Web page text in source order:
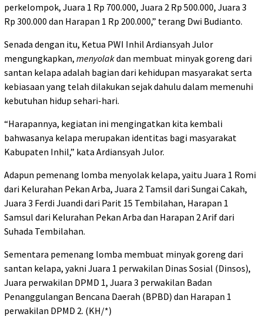
perkelompok, Juara 1 Rp 700.000, Juara 2 Rp 500.000, Juara 3
Rp 300.000 dan Harapan 1 Rp 200.000,” terang Dwi Budianto.
Senada dengan itu, Ketua PWI Inhil Ardiansyah Julor
mengungkapkan, menyolakdan membuat minyak goreng dari
santan kelapa adalah bagian dari kehidupan masyarakat serta
kebiasaan yang telah dilakukan sejak dahulu dalam memenuhi
kebutuhan hidup sehari-hari.
“Harapannya, kegiatan ini mengingatkan kita kembali
bahwasanya kelapa merupakan identitas bagi masyarakat
Kabupaten Inhil,” kata Ardiansyah Julor.
Adapun pemenang lomba menyolak kelapa, yaitu Juara 1 Romi
dari Kelurahan Pekan Arba, Juara 2 Tamsil dari Sungai Cakah,
Juara 3 Ferdi Juandi dari Parit 15 Tembilahan, Harapan 1
Samsul dari Kelurahan Pekan Arba dan Harapan 2 Arif dari
Suhada Tembilahan.
Sementara pemenang lomba membuat minyak goreng dari
santan kelapa, yakni Juara 1 perwakilan Dinas Sosial (Dinsos),
Juara perwakilan DPMD 1, Juara 3 perwakilan Badan
Penanggulangan Bencana Daerah (BPBD) dan Harapan 1
perwakilan DPMD 2. (KH/*)